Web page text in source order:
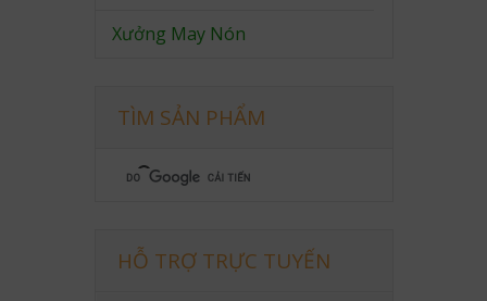
Xưởng May Nón
TÌM SẢN PHẨM
HỖ TRỢ TRỰC TUYẾN